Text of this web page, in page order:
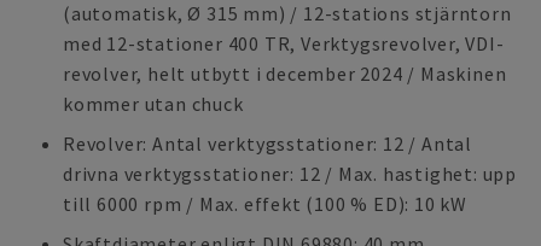
(automatisk, Ø 315 mm) / 12-stations stjärntorn
med 12-stationer 400 TR, Verktygsrevolver, VDI-
revolver, helt utbytt i december 2024 / Maskinen
kommer utan chuck
Revolver: Antal verktygsstationer: 12 / Antal
drivna verktygsstationer: 12 / Max. hastighet: upp
till 6000 rpm / Max. effekt (100 % ED): 10 kW